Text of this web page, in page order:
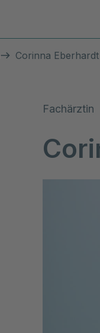
Corinna Eberhardt
Fachärztin